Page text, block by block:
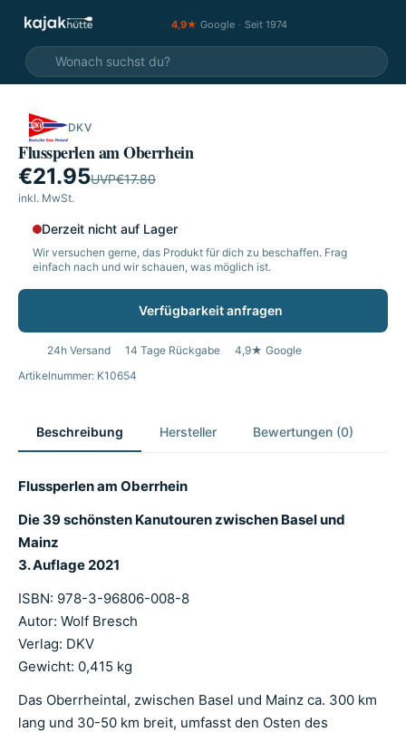
4,9★ Google · Seit 1974
SALE DKV
Flussperlen am Oberrhein
€21.95UVP€17.80
inkl. MwSt.
Derzeit nicht auf Lager
Wir versuchen gerne, das Produkt für dich zu beschaffen. Frag
einfach nach und wir schauen, was möglich ist.
Verfügbarkeit anfragen
24h Versand 14 Tage Rückgabe
4,9★ Google
Artikelnummer: K10654
Beschreibung Hersteller Bewertungen (0)
Flussperlen am Oberrhein
Die 39 schönsten Kanutouren zwischen Basel und
Mainz
3. Auflage 2021
ISBN: 978-3-96806-008-8
Autor: Wolf Bresch
Verlag: DKV
Gewicht: 0,415 kg
Das Oberrheintal, zwischen Basel und Mainz ca. 300 km
lang und 30-50 km breit, umfasst den Osten des